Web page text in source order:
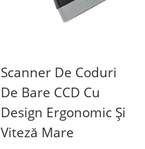
Scanner De Coduri
De Bare CCD Cu
Design Ergonomic Și
Viteză Mare